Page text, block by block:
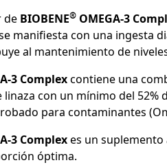
de BIOBENE® OMEGA-3
manifiesta con una ingesta
al mantenimiento de
3 Complexcontiene una
con un mínimo del 52%
para contaminantes
3 Complexes un suplemento
óptima.